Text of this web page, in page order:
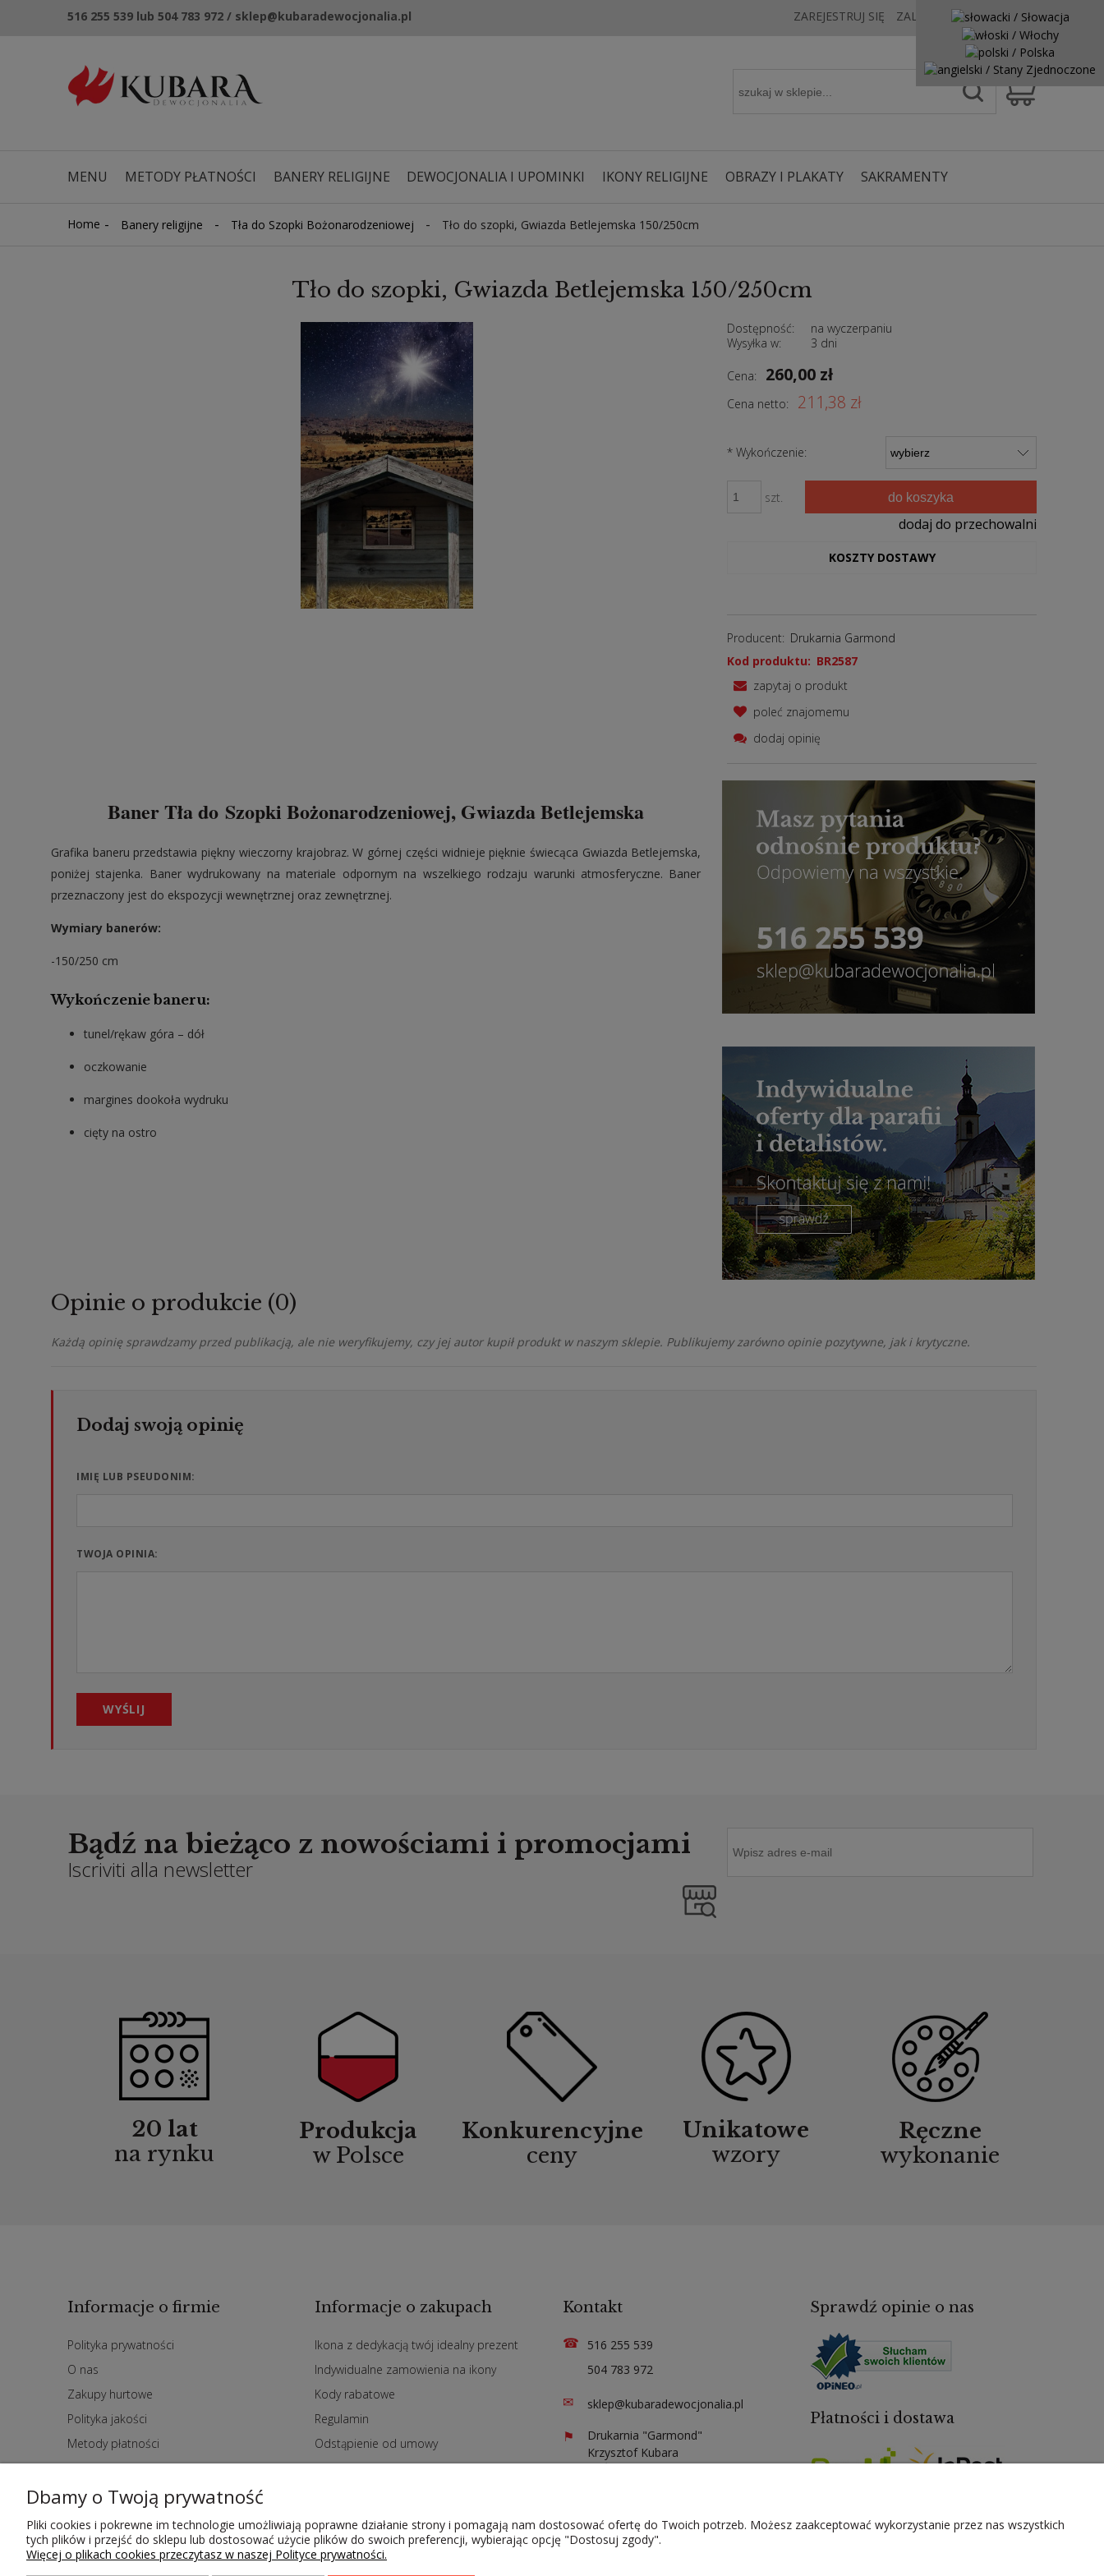
516 255 539 lub 504 783 972 / sklep@kubaradewocjonalia.pl ZAREJESTRUJ SIĘ ZALOGUJ SIĘ KONTAKT
MENU METODY PŁATNOŚCI BANERY RELIGIJNE DEWOCJONALIA I UPOMINKI IKONY RELIGIJNE OBRAZY I PLAKATY
SAKRAMENTY
Home - Banery religijne - Tła do Szopki Bożonarodzeniowej - Tło do szopki, Gwiazda Betlejemska 150/250cm
Tło do szopki, Gwiazda Betlejemska 150/250cm
Dostępność:
na wyczerpaniu
Wysyłka w:
3 dni
Cena: 260,00 zł
Cena netto: 211,38 zł
* Wykończenie:
szt. do koszyka
dodaj do przechowalni
KOSZTY DOSTAWY
Producent: Drukarnia Garmond
Kod produktu: BR2587
zapytaj o produkt
poleć znajomemu
dodaj opinię
Baner Tła do Szopki Bożonarodzeniowej, Gwiazda Betlejemska
Grafika baneru przedstawia piękny wieczorny krajobraz. W górnej części widnieje pięknie świecąca Gwiazda Betlejemska,
poniżej stajenka. Baner wydrukowany na materiale odpornym na wszelkiego rodzaju warunki atmosferyczne. Baner
przeznaczony jest do ekspozycji wewnętrznej oraz zewnętrznej.
Wymiary banerów:
-150/250 cm
Wykończenie baneru:
tunel/rękaw góra – dół
oczkowanie
margines dookoła wydruku
cięty na ostro
Opinie o produkcie (0)
Każdą opinię sprawdzamy przed publikacją, ale nie weryfikujemy, czy jej autor kupił produkt w naszym sklepie. Publikujemy zarówno opinie pozytywne, jak i krytyczne.
IMIĘ LUB PSEUDONIM:
TWOJA OPINIA:
WYŚLIJ
Bądź na bieżąco z nowościami i promocjami
Iscriviti alla newsletter
20 lat
na rynku
Produkcja
w Polsce
Konkurencyjne
ceny
Unikatowe
wzory
Ręczne
wykonanie
Informacje o firmie
Polityka prywatności
O nas
Zakupy hurtowe
Polityka jakości
Metody płatności
Czas i koszty dostawy
Kontakt
Informacje o zakupach
Ikona z dedykacją twój idealny prezent
Indywidualne zamowienia na ikony
Kody rabatowe
Regulamin
Odstąpienie od umowy
Kontakt
☎
516 255 539
504 783 972
✉ sklep@kubaradewocjonalia.pl
⚑
Drukarnia "Garmond"
Krzysztof Kubara
Sprawdź opinie o nas
Płatności i dostawa
Dbamy o Twoją prywatność
Pliki cookies i pokrewne im technologie umożliwiają poprawne działanie strony i pomagają nam dostosować ofertę do Twoich potrzeb. Możesz zaakceptować wykorzystanie przez nas wszystkich
tych plików i przejść do sklepu lub dostosować użycie plików do swoich preferencji, wybierając opcję "Dostosuj zgody".
Więcej o plikach cookies przeczytasz w naszej Polityce prywatności.